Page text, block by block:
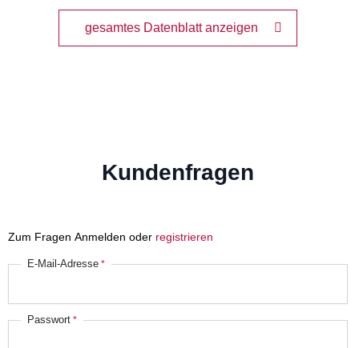
gesamtes Datenblatt anzeigen
Kundenfragen
Zum Fragen Anmelden oder registrieren
E-Mail-Adresse
Passwort